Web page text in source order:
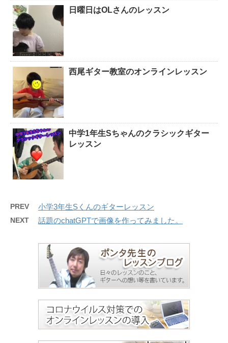
日曜日はOLさんのレッスン
西尾ギター教室のオンラインレッスン
中学1年生Sちゃんのクラシックギター
レッスン
PREV 小学3年生Sくんのギターレッスン
NEXT 話題のchatGPTで画像を作ってみました。